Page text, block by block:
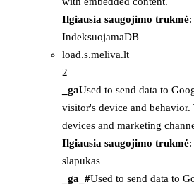
Ilgiausia saugojimo trukmė
IndeksuojamaDB
load.s.meliva.lt
2
_gaUsed to send data to
visitor's device and behavior.
devices and marketing
Ilgiausia saugojimo trukmė
slapukas
_ga_#Used to send data to